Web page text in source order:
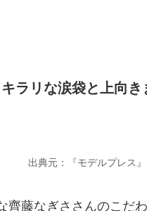
ラリな涙袋と上向き
出典元：『モデルプレス』
齊藤なぎささんのこだ